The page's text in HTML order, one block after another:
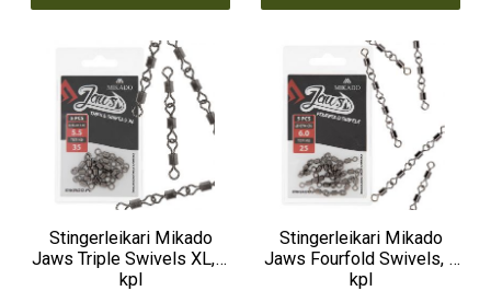
Stingerleikari Mikado
Jaws Triple Swivels XL, 5
kpl
Stingerleikari Mikado
Jaws Fourfold Swivels, 5
kpl